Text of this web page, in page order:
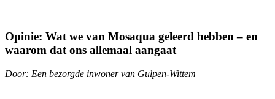
Opinie: Wat we van Mosaqua geleerd hebben – en
waarom dat ons allemaal aangaat
Door: Een bezorgde inwoner van Gulpen-Wittem